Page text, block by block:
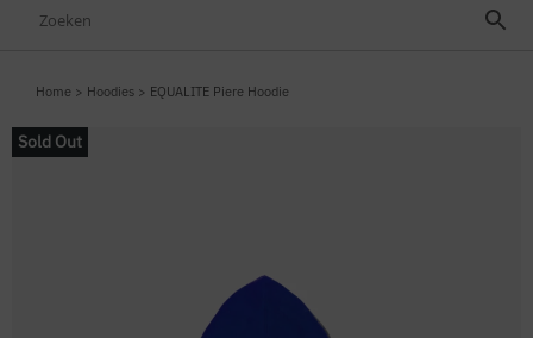
Home > Hoodies > EQUALITE Piere Hoodie
Sold Out